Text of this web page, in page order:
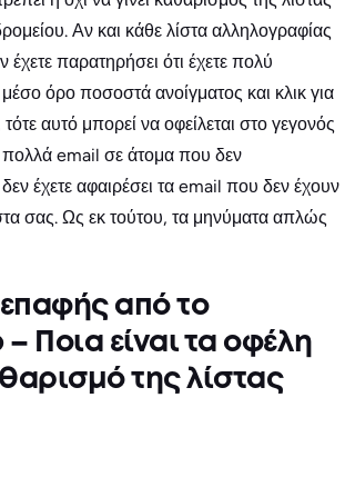
Αν και κάθε λίστα αλληλογραφίας
έχετε παρατηρήσει ότι έχετε πολύ
όρο ποσοστά ανοίγματος και κλικ για
τότε αυτό μπορεί να οφείλεται στο γεγονός
πολλά email σε άτομα που δεν
δεν έχετε αφαιρέσει τα email που δεν έχουν
σας. Ως εκ τούτου, τα μηνύματα απλώς
από το
Ποια είναι τα οφέλη
της λίστας